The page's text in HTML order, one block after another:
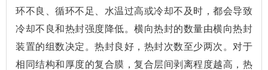
环不良、循环不足、水温过高或冷却不及时，都会导致
冷却不良和热封强度降低。横向热封的数量由横向热封
装置的组数决定。热封良好，热封次数至少两次。对于
相同结构和厚度的复合膜，复合层间剥离程度越高，热